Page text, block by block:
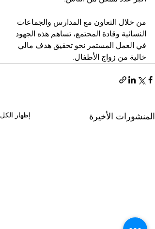
من خلال التعاون مع المدارس والجماعات
النسائية وقادة المجتمع، تساهم هذه الجهود
في العمل المستمر نحو تحقيق هدف مالي
خالية من زواج الأطفال.
المنشورات الأخيرة إظهار الكل